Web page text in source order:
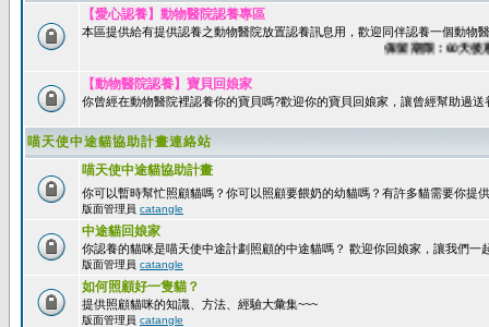
【愛心認養】動物醫院認養專區
本區提供給有提供認養之動物醫院放置認養訊息用，歡迎同伴認養一個動物
保留期限：60天後系統
【動物醫院認養】寶貝回娘家
你曾經在動物醫院裡認養你的寶貝嗎?歡迎你的寶貝回娘家，讓曾經幫助過
喵天使中途貓協助計畫連絡站
喵天使中途貓協助計畫
你可以暫時幫忙照顧貓嗎？你可以照顧要餵奶的幼貓嗎？有許多貓需要你提
版面管理員 catangle
中途貓回娘家
你認養的貓咪是喵天使中途計劃照顧的中途貓嗎？ 歡迎你回娘家，讓我們一
版面管理員 catangle
如何照顧好一隻貓？
提供照顧貓咪的知識、方法、經驗大彙集~~~
版面管理員 catangle